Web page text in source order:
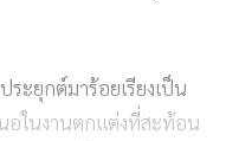
ะยุกต์มาร้อยเรียงเป็น
อในงานตกแต่งที่สะท้อน